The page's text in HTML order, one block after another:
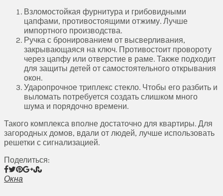
Взломостойкая фурнитура и грибовидными
цапфами, противостоящими отжиму. Лучше
импортного производства.
Ручка с бронированием от высверливания,
закрывающаяся на ключ. Противостоит провороту
через цапфу или отверстие в раме. Также подходит
для защиты детей от самостоятельного открывания
окон.
Ударопрочное триплекс стекло. Чтобы его разбить и
выломать потребуется создать слишком много
шума и порядочно времени.
Такого комплекса вполне достаточно для квартиры. Для
загородных домов, вдали от людей, лучше использовать
решетки с сигнализацией.
Поделиться:
Окна